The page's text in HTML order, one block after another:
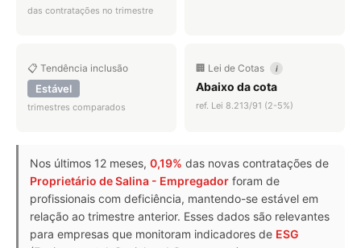
das contratações no trimestre
📋 Tendência inclusão
Estável
trimestres comparados
🏢 Lei de Cotas i
Abaixo da cota
ref. Lei 8.213/91 (2-5%)
Nos últimos 12 meses, 0,19% das novas contratações de
Proprietário de Salina - Empregador foram de
profissionais com deficiência, mantendo-se estável em
relação ao trimestre anterior. Esses dados são relevantes
para empresas que monitoram indicadores de ESG